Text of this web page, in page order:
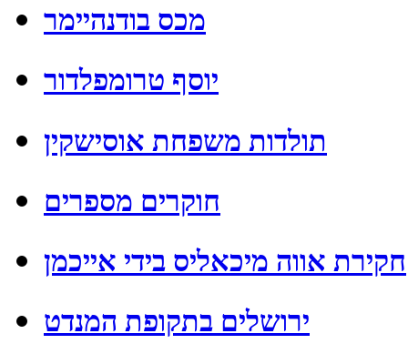
מכס בודנהיימר
יוסף טרומפלדור
תולדות משפחת אוסישקין
חוקרים מספרים
חקירת אווה מיכאליס בידי אייכמן
ירושלים בתקופת המנדט